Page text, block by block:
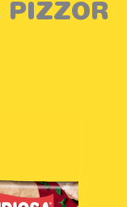
PIZZOR